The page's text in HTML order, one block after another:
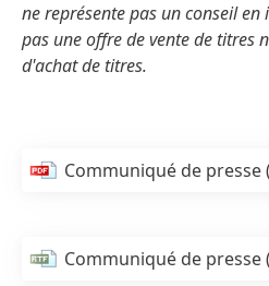
ne représente pas un conseil en
pas une offre de vente de titres
d'achat de titres.
Communiqué de presse
Communiqué de presse